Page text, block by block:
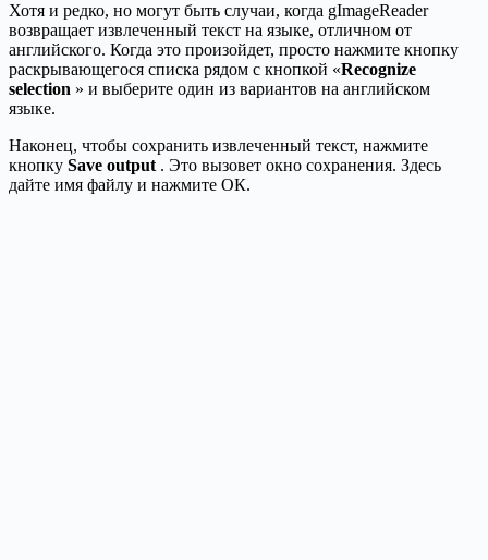
Хотя и редко, но могут быть случаи, когда gImageReader
возвращает извлеченный текст на языке, отличном от
английского. Когда это произойдет, просто нажмите кнопку
раскрывающегося списка рядом с кнопкой «Recognize
selection » и выберите один из вариантов на английском
языке.
Наконец, чтобы сохранить извлеченный текст, нажмите
кнопку Save output . Это вызовет окно сохранения. Здесь
дайте имя файлу и нажмите ОК.